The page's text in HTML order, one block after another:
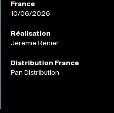
France
10/06/2026
Réalisation
Jérémie Renier
Distribution France
Pan Distribution